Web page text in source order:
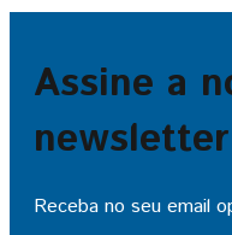
Assine a
newsletter
Receba no seu email